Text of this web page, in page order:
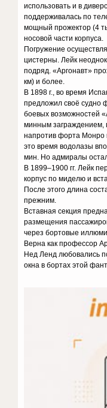
использовать и в
поддерживалась по
мощный прожектор (4
носовой части корпуса.
Погружение
цистерны. Лейк
подряд. «Аргонавт»
км) и более.
В 1898 г., во время
предложил своё судно
боевых возможностей
минным заграждением,
напротив форта Монро
это время водолазы
мин. Но адмиралы
В 1899–1900 гг. Лейк
корпус по миделю и
После этого длина
прежним.
Вставная секция
размещения
через бортовые
Верна как профессор
Нед Ленд любовались
окна в бортах этой